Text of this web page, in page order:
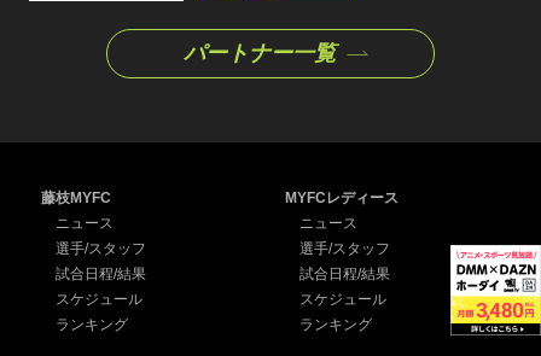
パートナー一覧
藤枝MYFC
ニュース
選手/スタッフ
試合日程/結果
スケジュール
ランキング
MYFCレディース
ニュース
選手/スタッフ
試合日程/結果
スケジュール
ランキング